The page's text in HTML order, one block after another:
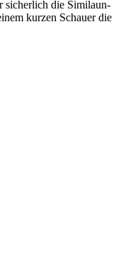
sicherlich die Similaun-
kurzen Schauer die